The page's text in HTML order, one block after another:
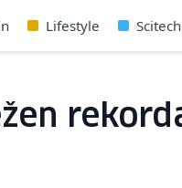
Lifestyle Scitech